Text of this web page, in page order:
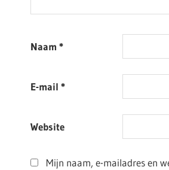
Naam *
E-mail *
Website
Mijn naam, e-mailadres en